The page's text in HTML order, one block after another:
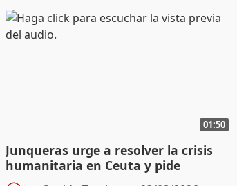
01:50
Junqueras urge a resolver la crisis
humanitaria en Ceuta y pide
responsabilidad a la UE